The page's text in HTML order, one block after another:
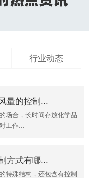
行业动态
量的控制...
场合，长时间存放化学品
工作...
方式有哪...
特殊结构，还包含有控制